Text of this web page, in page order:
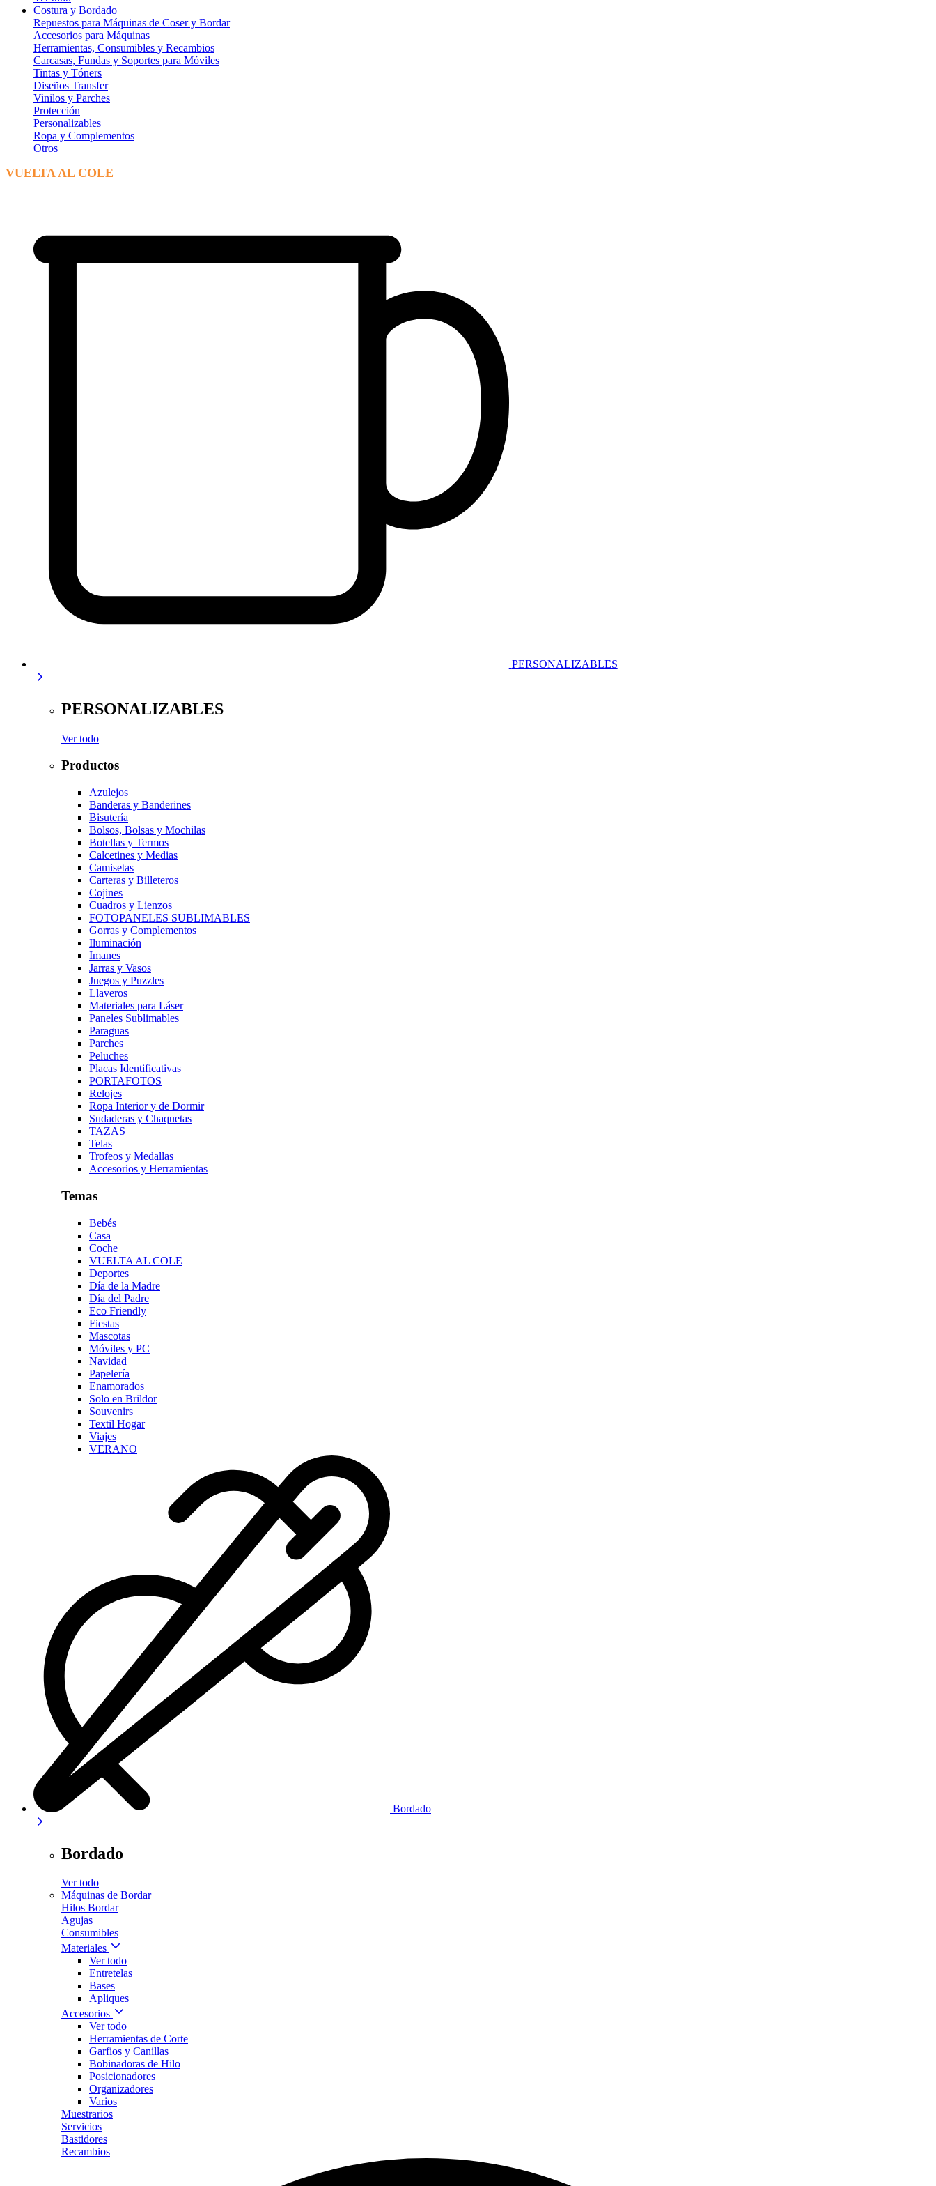
Costura y Bordado
Repuestos para Máquinas de Coser y Bordar
Accesorios para Máquinas
Herramientas, Consumibles y Recambios
Carcasas, Fundas y Soportes para Móviles
Tintas y Tóners
Diseños Transfer
Vinilos y Parches
Protección
Personalizables
Ropa y Complementos
Otros
VUELTA AL COLE
PERSONALIZABLES
PERSONALIZABLES
Ver todo
Productos
Azulejos
Banderas y Banderines
Bisutería
Bolsos, Bolsas y Mochilas
Botellas y Termos
Calcetines y Medias
Camisetas
Carteras y Billeteros
Cojines
Cuadros y Lienzos
FOTOPANELES SUBLIMABLES
Gorras y Complementos
Iluminación
Imanes
Jarras y Vasos
Juegos y Puzzles
Llaveros
Materiales para Láser
Paneles Sublimables
Paraguas
Parches
Peluches
Placas Identificativas
PORTAFOTOS
Relojes
Ropa Interior y de Dormir
Sudaderas y Chaquetas
TAZAS
Telas
Trofeos y Medallas
Accesorios y Herramientas
Temas
Bebés
Casa
Coche
VUELTA AL COLE
Deportes
Día de la Madre
Día del Padre
Eco Friendly
Fiestas
Mascotas
Móviles y PC
Navidad
Papelería
Enamorados
Solo en Brildor
Souvenirs
Textil Hogar
Viajes
VERANO
Bordado
Bordado
Ver todo
Máquinas de Bordar
Hilos Bordar
Agujas
Consumibles
Materiales
Ver todo
Entretelas
Bases
Apliques
Accesorios
Ver todo
Herramientas de Corte
Garfios y Canillas
Bobinadoras de Hilo
Posicionadores
Organizadores
Varios
Muestrarios
Servicios
Bastidores
Recambios